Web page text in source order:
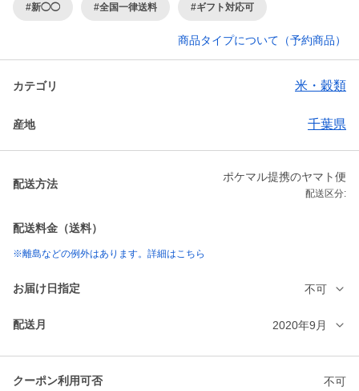
#新◯◯ #全国一律送料 #ギフト対応可
商品タイプについて（予約商品）
カテゴリ 米・穀類
産地 千葉県
配送方法
ポケマル提携のヤマト便
配送区分:
配送料金（送料）
※離島などの例外はあります。詳細はこちら
お届け日指定 不可
配送月 2020年9月
クーポン利用可否 不可